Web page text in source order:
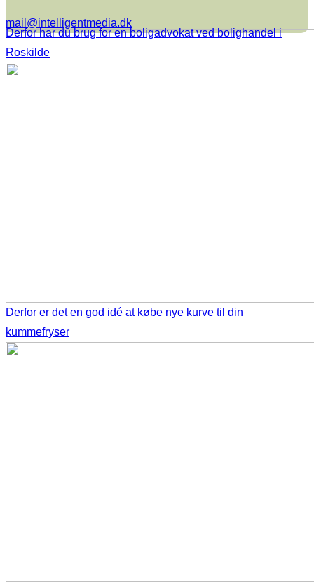
Derfor har du brug for en boligadvokat ved bolighandel i
Roskilde
Derfor er det en god idé at købe nye kurve til din
kummefryser
mail@intelligentmedia.dk